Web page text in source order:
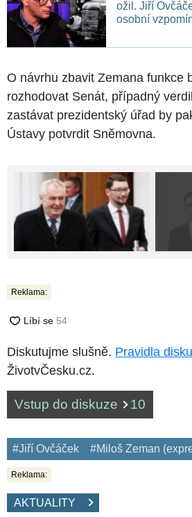
ožil. Jiří
osobní
O návrhu zbavit Zemana funkce
rozhodovat Senát, případný
zastávat prezidentský úřad by
Ústavy potvrdit Sněmovna.
Reklama:
Diskutujme slušně. Pravidla
ŽivotvČesku.cz.
Vstup do diskuze 10
#Jiří Ovčáček #Miloš Zeman
Reklama:
AKTUALITY